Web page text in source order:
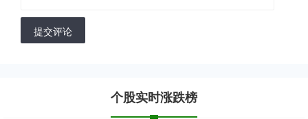
提交评论
个股实时涨跌榜